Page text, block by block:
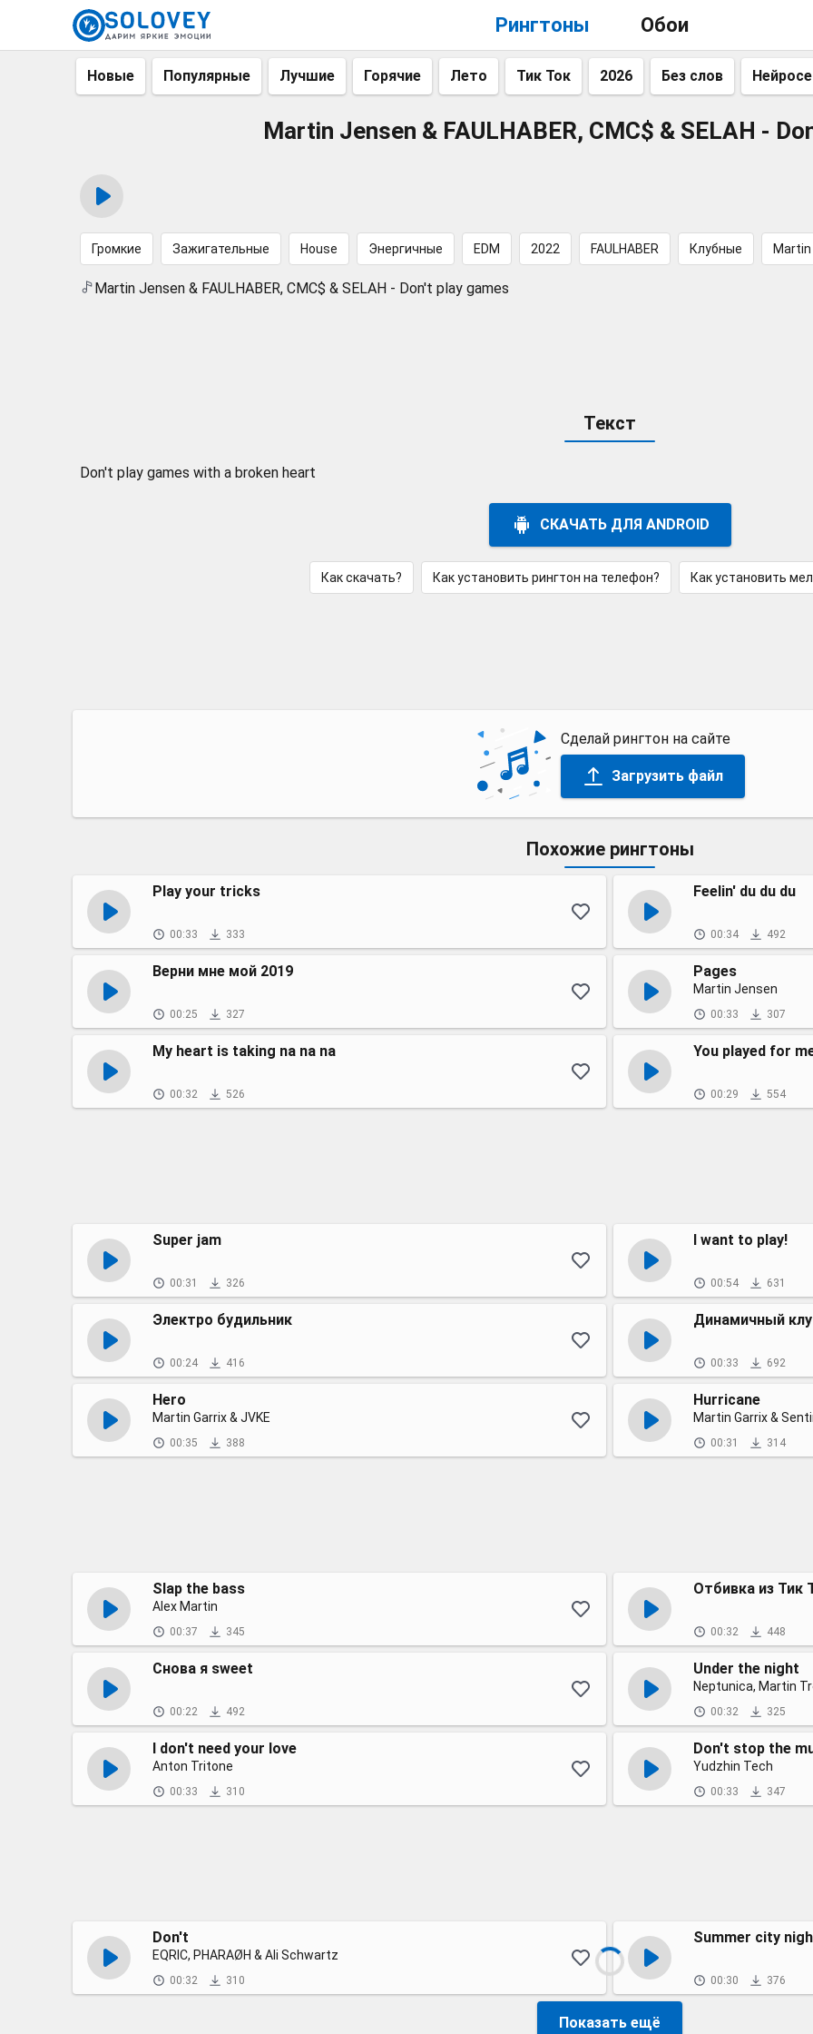
Рингтоны Обои
Новые Популярные Лучшие Горячие Лето Тик Ток 2026 Без слов
Martin Jensen & FAULHABER, CMC$ & SELAH -
Громкие Зажигательные House Энергичные EDM 2022 FAULHABER Клубные
Martin Jensen & FAULHABER, CMC$ & SELAH - Don't play games
Текст
Don't play games with a broken heart
СКАЧАТЬ ДЛЯ ANDROID
Как скачать? Как установить рингтон на телефон? Как установить
Сделай рингтон на сайте
Загрузить файл
Похожие рингтоны
Play your tricks
00:33 333
Feelin' du du du
00:34 492
Верни мне мой 2019
00:25 327
Pages
Martin Jensen
00:33 307
My heart is taking na na na
00:32 526
You played for
00:29 554
Super jam
00:31 326
I want to play!
00:54 631
Электро будильник
00:24 416
Динамичный
00:33 692
Hero
Martin Garrix & JVKE
00:35 388
Hurricane
Martin Garrix &
00:31 314
Slap the bass
Alex Martin
00:37 345
Отбивка из Тик
00:32 448
Снова я sweet
00:22 492
Under the night
Neptunica, Martin
00:32 325
I don't need your love
Anton Tritone
00:33 310
Don't stop the
Yudzhin Tech
00:33 347
Don't
EQRIC, PHARAØH & Ali Schwartz
00:32 310
Summer city
00:30 376
Показать ещё